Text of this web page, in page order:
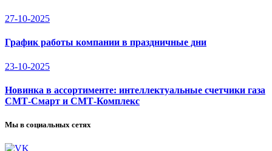
27-10-2025
График работы компании в праздничные дни
23-10-2025
Новинка в ассортименте: интеллектуальные счетчики газа
СМТ-Смарт и СМТ-Комплекс
Мы в социальных сетях